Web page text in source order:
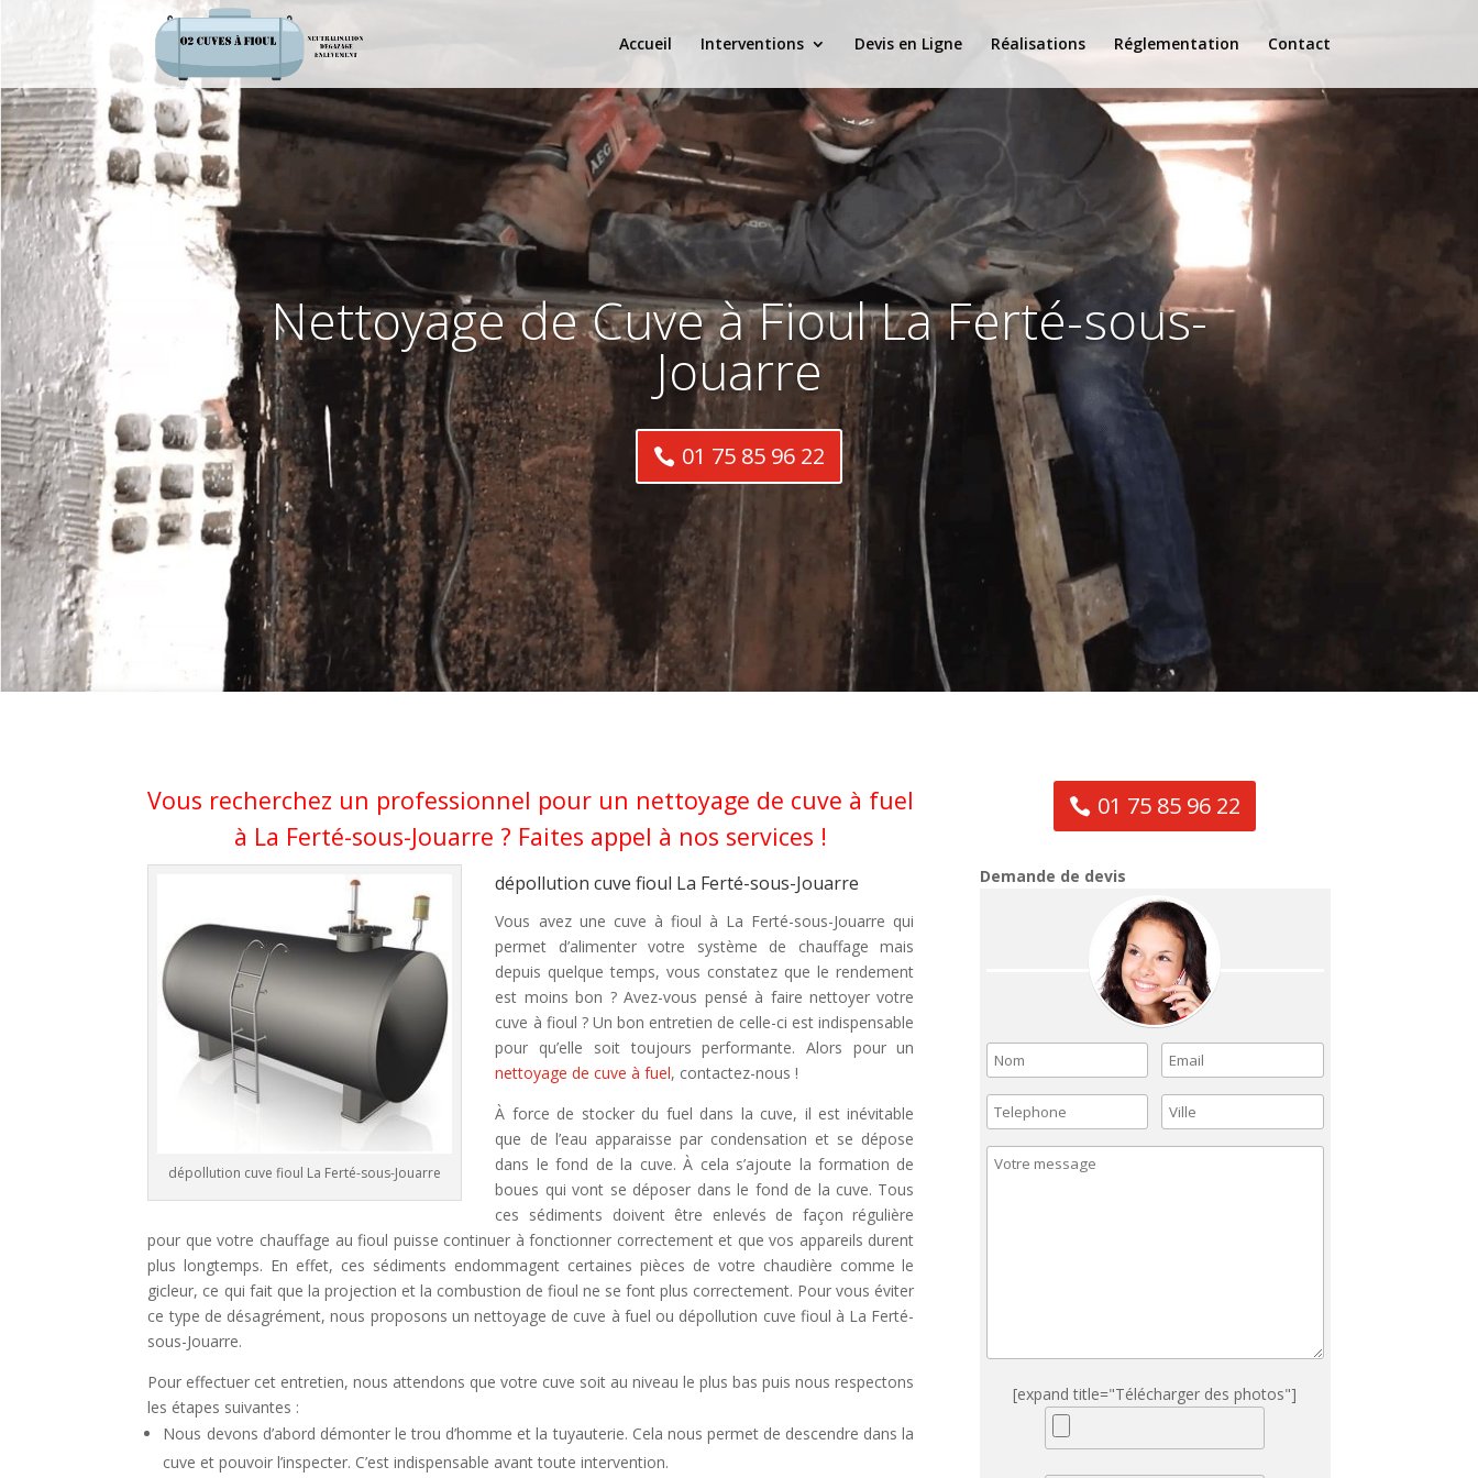
Accueil Interventions Devis en Ligne Réalisations Réglementation Contact
Nettoyage de Cuve à Fioul La Ferté-sous-
Jouarre
01 75 85 96 22
Vous recherchez un professionnel pour un nettoyage de cuve à fuel
à La Ferté-sous-Jouarre ? Faites appel à nos services !
dépollution cuve fioul La Ferté-sous-Jouarre
dépollution cuve fioul La Ferté-sous-Jouarre
Vous avez une cuve à fioul à La Ferté-sous-Jouarre qui
permet d’alimenter votre système de chauffage mais
depuis quelque temps, vous constatez que le rendement
est moins bon ? Avez-vous pensé à faire nettoyer votre
cuve à fioul ? Un bon entretien de celle-ci est indispensable
pour qu’elle soit toujours performante. Alors pour un
nettoyage de cuve à fuel, contactez-nous !
À force de stocker du fuel dans la cuve, il est inévitable
que de l’eau apparaisse par condensation et se dépose
dans le fond de la cuve. À cela s’ajoute la formation de
boues qui vont se déposer dans le fond de la cuve. Tous
ces sédiments doivent être enlevés de façon régulière
pour que votre chauffage au fioul puisse continuer à fonctionner correctement et que vos appareils durent
plus longtemps. En effet, ces sédiments endommagent certaines pièces de votre chaudière comme le
gicleur, ce qui fait que la projection et la combustion de fioul ne se font plus correctement. Pour vous éviter
ce type de désagrément, nous proposons un nettoyage de cuve à fuel ou dépollution cuve fioul à La Ferté-
sous-Jouarre.
Pour effectuer cet entretien, nous attendons que votre cuve soit au niveau le plus bas puis nous respectons
les étapes suivantes :
Nous devons d’abord démonter le trou d’homme et la tuyauterie. Cela nous permet de descendre dans la
cuve et pouvoir l’inspecter. C’est indispensable avant toute intervention.
01 75 85 96 22
Demande de devis
[expand title="Télécharger des photos"]